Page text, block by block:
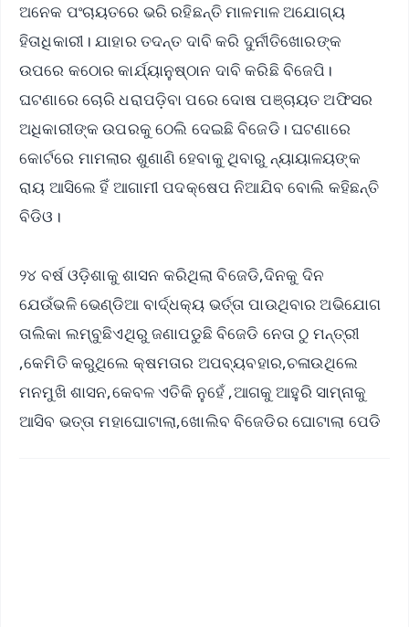
ଅନେକ ପଂଚାୟତରେ ଭରି ରହିଛନ୍ତି ମାଳମାଳ ଅଯୋଗ୍ୟ
ହିତାଧିକାରୀ। ଯାହାର ତଦନ୍ତ ଦାବି କରି ଦୁର୍ନୀତିଖୋରଙ୍କ
ଉପରେ କଠୋର କାର୍ଯ୍ୟାନୁଷ୍ଠାନ ଦାବି କରିଛି ବିଜେପି।
ଘଟଣାରେ ଚୋରି ଧରାପଡ଼ିବା ପରେ ଦୋଷ ପଞ୍ଚାୟତ ଅଫିସର
ଅଧିକାରୀଙ୍କ ଉପରକୁ ଠେଲି ଦେଇଛି ବିଜେଡି। ଘଟଣାରେ
କୋର୍ଟରେ ମାମଲାର ଶୁଣାଣି ହେବାକୁ ଥିବାରୁ ନ୍ୟାୟାଳୟଙ୍କ
ରାୟ ଆସିଲେ ହିଁ ଆଗାମୀ ପଦକ୍ଷେପ ନିଆଯିବ ବୋଲି କହିଛନ୍ତି
ବିଡିଓ।
୨୪ ବର୍ଷ ଓଡ଼ିଶାକୁ ଶାସନ କରିଥିଲା ବିଜେଡି,ଦିନକୁ ଦିନ
ଯେଉଁଭଳି ଭେଣ୍ଡିଆ ବାର୍ଦ୍ଧକ୍ୟ ଭର୍ତ୍ତା ପାଉଥିବାର ଅଭିଯୋଗ
ତାଲିକା ଲମ୍ବୁଛିଏଥିରୁ ଜଣାପଡୁଛି ବିଜେଡି ନେତା ଠୁ ମନ୍ତ୍ରୀ
,କେମିତି କରୁଥିଲେ କ୍ଷମତାର ଅପବ୍ୟବହାର,ଚଳାଉଥିଲେ
ମନମୁଖି ଶାସନ,କେବଳ ଏତିକି ନୁହେଁ ,ଆଗକୁ ଆହୁରି ସାମ୍ନାକୁ
ଆସିବ ଭତ୍ତା ମହାଘୋଟାଲା,ଖୋଲିବ ବିଜେଡିର ଘୋଟାଲା ପେଡି